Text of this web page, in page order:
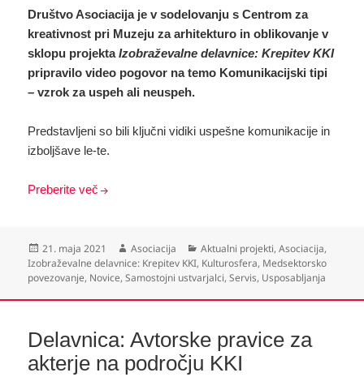
Društvo Asociacija je v sodelovanju s Centrom za
kreativnost pri Muzeju za arhitekturo in oblikovanje v
sklopu projektaIzobraževalne delavnice: Krepitev KKI
pripravilo video pogovor na temo Komunikacijski tipi
– vzrok za uspeh ali neuspeh.
Predstavljeni so bili ključni vidiki uspešne komunikacije in
izboljšave le-te.
Preberite več
Objavljeno
dne
21. maja 2021 Avtor
Asociacija Kategorije
Aktualni projekti,Asociacija,
Izobraževalne delavnice: Krepitev KKI, Kulturosfera, Medsektorsko
povezovanje, Novice,Samostojni ustvarjalci,Servis, Usposabljanja
Delavnica: Avtorske pravice za
akterje na področju KKI